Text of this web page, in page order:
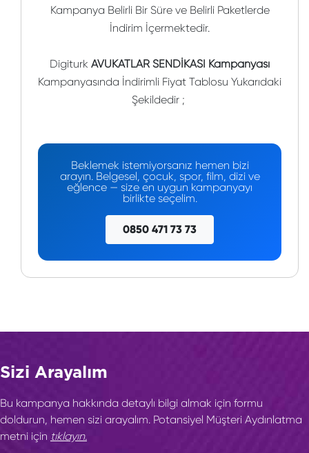
Kampanya Belirli Bir Süre ve Belirli Paketlerde
İndirim İçermektedir.
Digiturk AVUKATLAR SENDİKASI Kampanyası
Kampanyasında İndirimli Fiyat Tablosu Yukarıdaki
Şekildedir ;
Beklemek istemiyorsanız hemen bizi
arayın. Belgesel, çocuk, spor, film, dizi ve
eğlence — size en uygun kampanyayı
birlikte seçelim.
0850 471 73 73
Sizi Arayalım
Bu kampanya hakkında detaylı bilgi almak için formu
doldurun, hemen sizi arayalım. Potansiyel Müşteri Aydınlatma
metni için tıklayın.